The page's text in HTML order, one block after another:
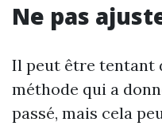
Ne pas
Il peut être tentant
méthode qui a
passé, mais cela